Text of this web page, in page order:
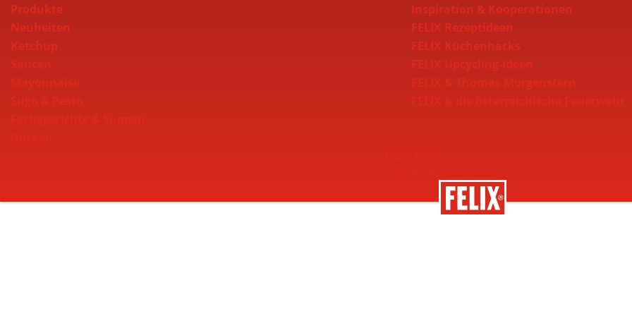
Produkte
Neuheiten
Ketchup
Saucen
Inspiration & Kooperationen
FELIX Rezeptideen
FELIX Küchenhacks
FELIX Upcycling-Ideen
Nachhaltigkeit